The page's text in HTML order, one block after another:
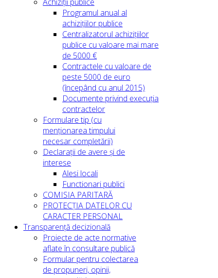
Programul anual al
achizițiilor publice
Centralizatorul achizițiilor
publice cu valoare mai mare
de 5000 €
Contractele cu valoare de
peste 5000 de euro
(începând cu anul 2015)
Documente privind execuția
contractelor
Formulare tip (cu
menționarea timpului
necesar completării)
Declarații de avere și de
interese
Alesi locali
Functionari publici
COMISIA PARITARĂ
PROTECȚIA DATELOR CU
CARACTER PERSONAL
Transparență decizională
Proiecte de acte normative
aflate în consultare publică
Formular pentru colectarea
de propuneri, opinii,